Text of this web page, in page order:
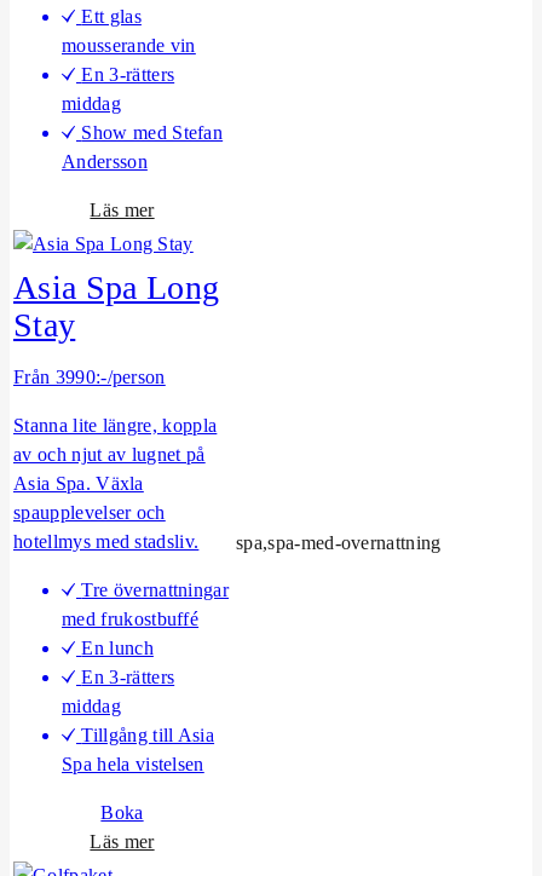
Ett glas
mousserande vin
En 3-rätters
middag
Show med Stefan
Andersson
Läs mero
m
n
n
e
r
a
t
i
o
m
d
S
f
Asia Spa Long
Stay
Från 3990:-/person
Stanna lite längre, koppla
av och njut av lugnet på
Asia Spa. Växla
spaupplevelser och
hotellmys med stadsliv.
Tre övernattningar
med frukostbuffé
En lunch
En 3-rätters
middag
Tillgång till Asia
Spa hela vistelsen
Boka
Läs mero
spa,spa-med-overnattning